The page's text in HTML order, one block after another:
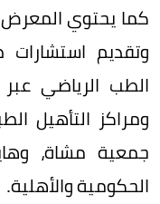
كما يحتوي المعرض
وتقديم استشارات
الطب الرياضي
ومراكز التأهيل
جمعية مشاة،
الحكومية والأهلية.